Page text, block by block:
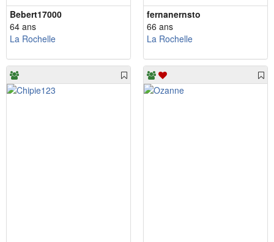
Bebert17000
64 ans
La Rochelle
fernanernsto
66 ans
La Rochelle